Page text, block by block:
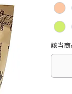
該当商